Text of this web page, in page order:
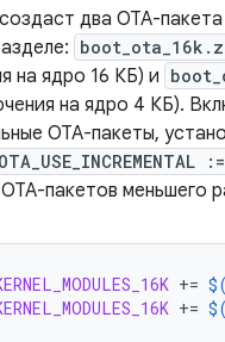
два OTA-пакета
на ядро ​​16 КБ) и
на ядро ​​4 КБ).
OTA-пакеты,
пакетов меньшего
+= $(
+= $(